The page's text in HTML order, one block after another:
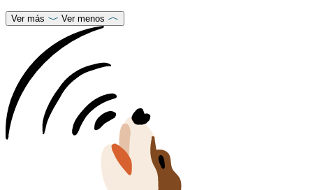
Ver más Ver menos